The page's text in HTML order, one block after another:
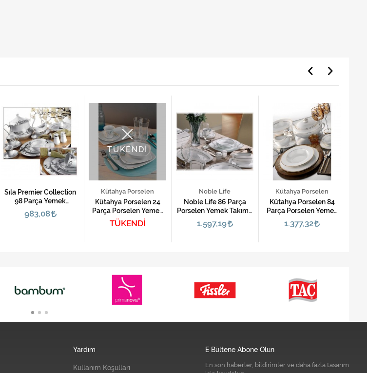
Sıla Premier Collection
98 Parça Yemek
Takımı-5204
983,08
TÜKENDİ
Kütahya Porselen
Kütahya Porselen 24
Parça Porselen Yemek
Takımı-Medusa T
TÜKENDİ
Noble Life
Noble Life 86 Parça
Porselen Yemek Takımı-
1.597,19
Kütahya Porselen
Kütahya Porselen 84
Parça Porselen Yemek
Takımı-Transparent
Bone 15100
1.377,32
E Bültene Abone Olun
En son haberler, bildirimler ve daha fazla tasarım
Yardım
Kullanım Koşulları